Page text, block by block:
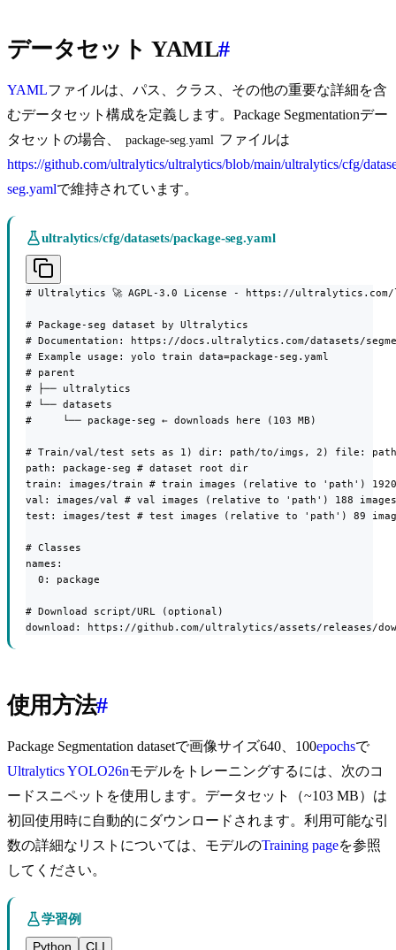
データセット YAML#
YAMLファイルは、パス、クラス、その他の重要な詳細を含
むデータセット構成を定義します。Package Segmentationデー
タセットの場合、
package-seg.yaml ファイルは
https://github.com/ultralytics/ultralytics/blob/main/ultralytics/cfg/
seg.yamlで維持されています。
ultralytics/cfg/datasets/package-seg.yaml
# Ultralytics 🚀 AGPL-3.0 License - https://ultralytics.com/
# Package-seg dataset by Ultralytics
# Documentation: https://docs.ultralytics.com/datasets/
# Example usage: yolo train data=package-seg.yaml
# parent
# ├── ultralytics
# └── datasets
#     └── package-seg ← downloads here (103 MB)
# Train/val/test sets as 1) dir: path/to/imgs, 2) file:
path: package-seg # dataset root dir
train: images/train # train images (relative to 'path') 1920
val: images/val # val images (relative to 'path') 188 images
test: images/test # test images (relative to 'path') 89
# Classes
names:
  0: package
# Download script/URL (optional)
download: https://github.com/ultralytics/assets/releases/
使用方法#
Package Segmentation datasetで画像サイズ640、100epochsで
Ultralytics YOLO26nモデルをトレーニングするには、次のコ
ードスニペットを使用します。データセット（~103 MB）は
初回使用時に自動的にダウンロードされます。利用可能な引
数の詳細なリストについては、モデルのTraining pageを参照
してください。
学習例
Python
CLI